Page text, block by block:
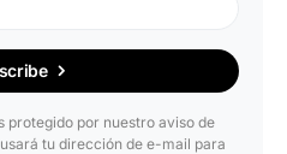
protegido por nuestro aviso de
tu dirección de e-mail para